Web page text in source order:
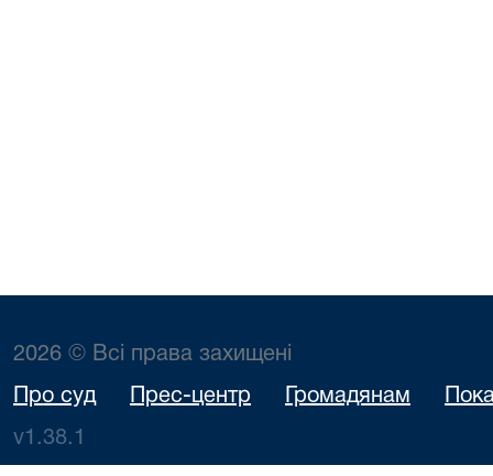
2026 © Всі права захищені
Про суд Прес-центр Громадянам
v1.38.1